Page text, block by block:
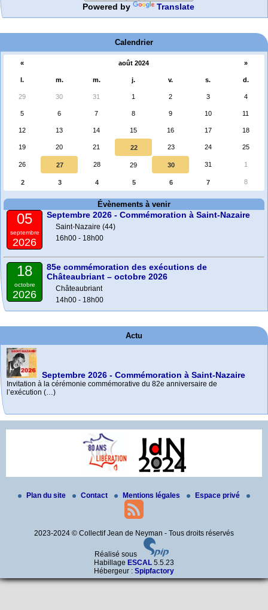
Powered by Translate
Calendrier
« août 2024 »
l. m. m. j. v. s. d.
29 30 31 1 2 3 4
5 6 7 8 9 10 11
12 13 14 15 16 17 18
19 20 21 22 23 24 25
26 27 28 29 30 31 1
2 3 4 5 6 7 8
Évènements à venir
05
septembre
2026
Septembre 2026 - Commémoration à Saint-Nazaire
Saint-Nazaire (44)
16h00 - 18h00
18
octobre
2026
85e commémoration des exécutions de
Châteaubriant – octobre 2026
Châteaubriant
14h00 - 18h00
Actu
Septembre 2026 - Commémoration à Saint-Nazaire
Invitation à la cérémonie commémorative du 82e anniversaire de
l’exécution (…)
Palmarès C.N.R.D. 2025-2026
Bravo à toutes et tous, élèves et profs.
commémoration des exécutions de Châteaubriant
Toutes les informations à venir sur le site internet de l’Amicale (…)
Mai 2026 - Commémoration à La Baule-Escoublac
Rendez-vous devant la maison où Jean a enseigné, à La Baule-Escoublac
Plan du site Contact Mentions légales Espace privé
2023-2024 © Collectif Jean de Neyman - Tous droits réservés
Réalisé sous
Habillage ESCAL 5.5.23
Hébergeur : Spipfactory